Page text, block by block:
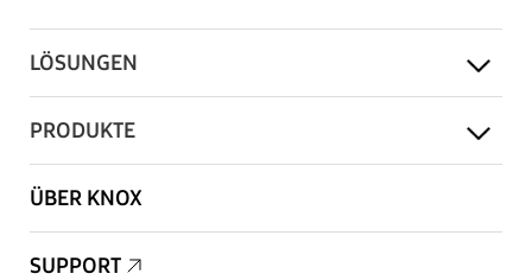
LÖSUNGEN
PRODUKTE
ÜBER KNOX
SUPPORT